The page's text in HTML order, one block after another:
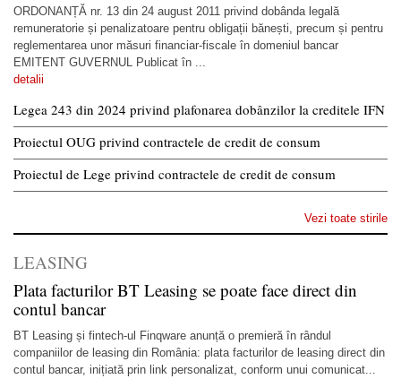
ORDONANȚĂ nr. 13 din 24 august 2011 privind dobânda legală
remuneratorie și penalizatoare pentru obligații bănești, precum și pentru
reglementarea unor măsuri financiar-fiscale în domeniul bancar
EMITENT GUVERNUL Publicat în ...
detalii
Legea 243 din 2024 privind plafonarea dobânzilor la creditele IFN
Proiectul OUG privind contractele de credit de consum
Proiectul de Lege privind contractele de credit de consum
Vezi toate stirile
LEASING
Plata facturilor BT Leasing se poate face direct din
contul bancar
BT Leasing și fintech-ul Finqware anunță o premieră în rândul
companiilor de leasing din România: plata facturilor de leasing direct din
contul bancar, inițiată prin link personalizat, conform unui comunicat...